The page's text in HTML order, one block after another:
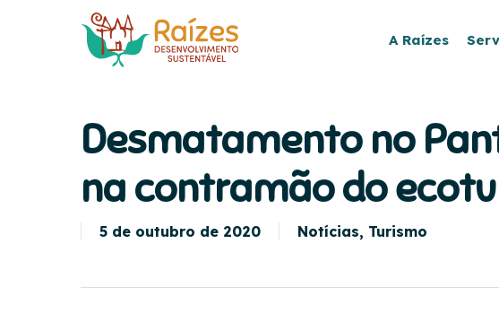
A Raízes
Desmatamento no
na contramão do
5 de outubro de 2020 Notícias, Turismo